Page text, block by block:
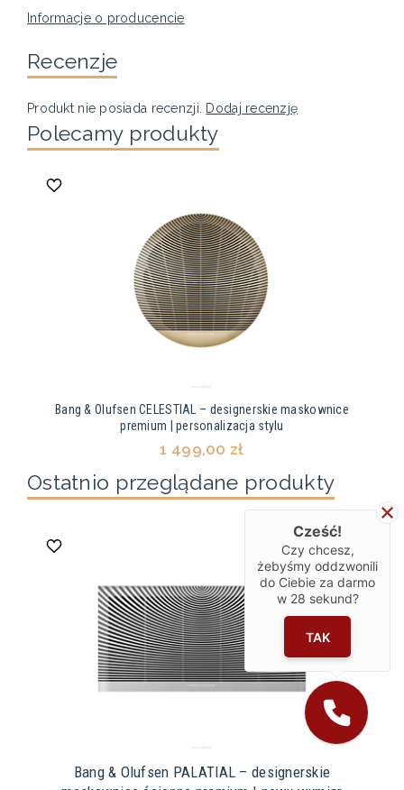
Informacje o producencie
Recenzje
Produkt nie posiada recenzji. Dodaj recenzję
Polecamy produkty
Bang & Olufsen CELESTIAL – designerskie maskownice
premium | personalizacja stylu
1 499,00 zł
Ostatnio przeglądane produkty
Bang & Olufsen PALATIAL – designerskie
Cześć!
Czy chcesz,
żebyśmy oddzwonili
do Ciebie za darmo
w 28 sekund?
TAK